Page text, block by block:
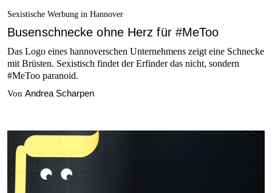
Sexistische Werbung in Hannover
Busenschnecke ohne Herz für #MeToo
Das Logo eines hannoverschen Unternehmens zeigt eine Schnecke
mit Brüsten. Sexistisch findet der Erfinder das nicht, sondern
#MeToo paranoid.
Von Andrea Scharpen